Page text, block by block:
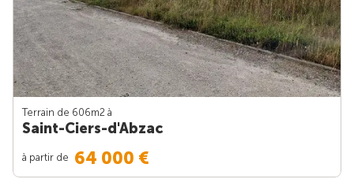
Terrain de 606m2 à
Saint-Ciers-d'Abzac
à partir de 64 000 €